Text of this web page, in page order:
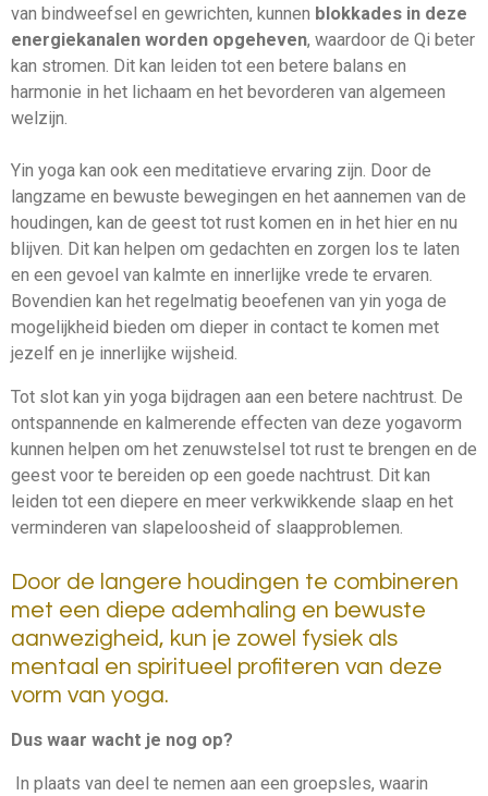
van bindweefsel en gewrichten, kunnen blokkades in deze
energiekanalen worden opgeheven, waardoor de Qi beter
kan stromen. Dit kan leiden tot een betere balans en
harmonie in het lichaam en het bevorderen van algemeen
welzijn.
Yin yoga kan ook een meditatieve ervaring zijn. Door de
langzame en bewuste bewegingen en het aannemen van de
houdingen, kan de geest tot rust komen en in het hier en nu
blijven. Dit kan helpen om gedachten en zorgen los te laten
en een gevoel van kalmte en innerlijke vrede te ervaren.
Bovendien kan het regelmatig beoefenen van yin yoga de
mogelijkheid bieden om dieper in contact te komen met
jezelf en je innerlijke wijsheid.
Tot slot kan yin yoga bijdragen aan een betere nachtrust. De
ontspannende en kalmerende effecten van deze yogavorm
kunnen helpen om het zenuwstelsel tot rust te brengen en de
geest voor te bereiden op een goede nachtrust. Dit kan
leiden tot een diepere en meer verkwikkende slaap en het
verminderen van slapeloosheid of slaapproblemen.
Door de langere houdingen te combineren
met een diepe ademhaling en bewuste
aanwezigheid, kun je zowel fysiek als
mentaal en spiritueel profiteren van deze
vorm van yoga.
Dus waar wacht je nog op?
In plaats van deel te nemen aan een groepsles, waarin